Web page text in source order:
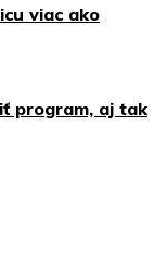
viac ako
program, aj tak